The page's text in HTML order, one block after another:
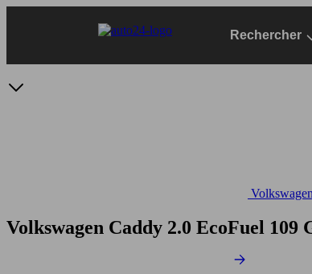
Rechercher
Volkswagen Caddy 2.0 EcoFuel 109